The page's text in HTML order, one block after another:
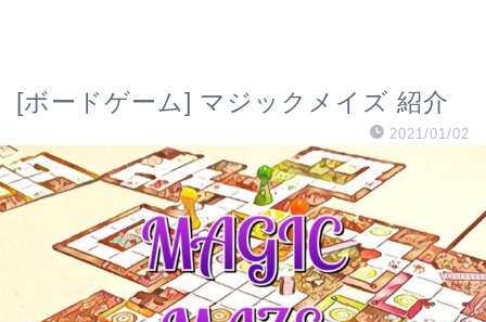
[ボードゲーム] マジックメイズ 紹介
2021/01/02